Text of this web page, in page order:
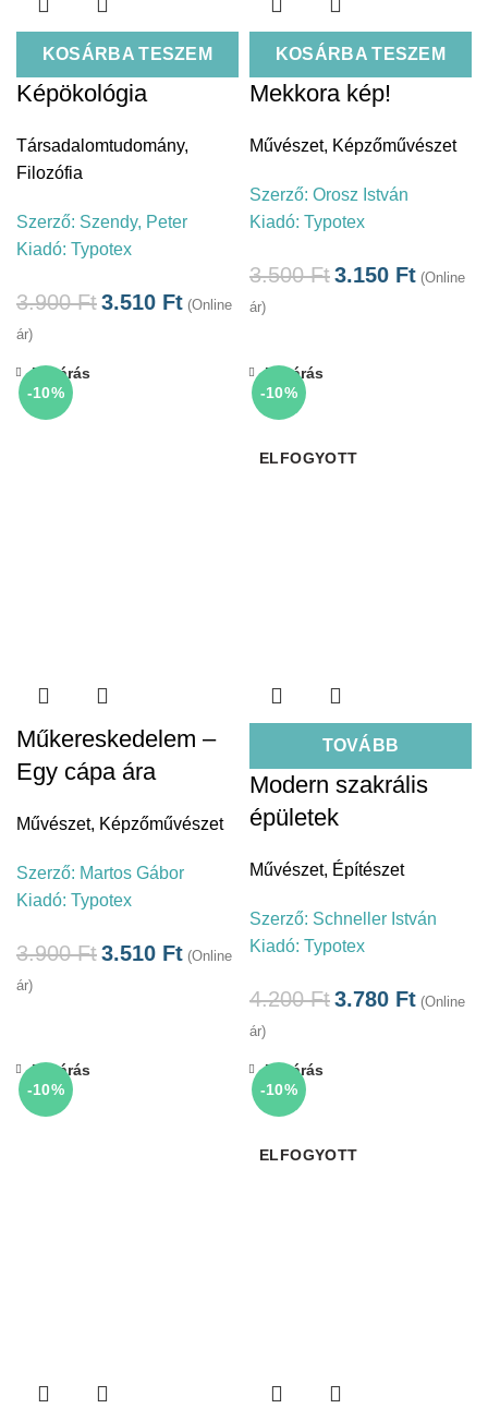
KOSÁRBA TESZEM
Képökológia
Társadalomtudomány,
Filozófia
Szerző: Szendy, Peter
Kiadó: Typotex
3.900Ft3.510 Ft (Online
ár)
KOSÁRBA TESZEM
Mekkora kép!
Művészet, Képzőművészet
Szerző: Orosz István
Kiadó: Typotex
3.500Ft3.150 Ft (Online
ár)
-10%
Bezárás
Műkereskedelem –
Egy cápa ára
Művészet, Képzőművészet
Szerző: Martos Gábor
Kiadó: Typotex
3.900Ft3.510 Ft (Online
ár)
-10%
ELFOGYOTT
TOVÁBB
Bezárás
Modern szakrális
épületek
Művészet, Építészet
Szerző: Schneller István
Kiadó: Typotex
4.200Ft3.780 Ft (Online
ár)
-10%
Bezárás
-10%
ELFOGYOTT
Bezárás